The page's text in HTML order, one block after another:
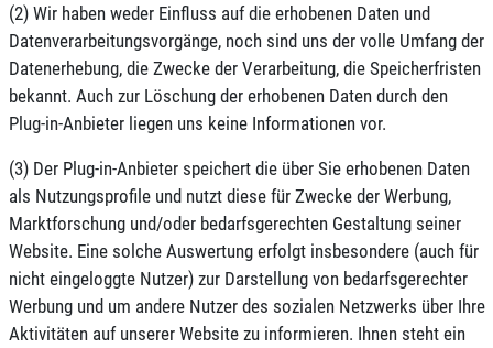
(2) Wir haben weder Einfluss auf die erhobenen Daten und
Datenverarbeitungsvorgänge, noch sind uns der volle Umfang der
Datenerhebung, die Zwecke der Verarbeitung, die Speicherfristen
bekannt. Auch zur Löschung der erhobenen Daten durch den
Plug-in-Anbieter liegen uns keine Informationen vor.
(3) Der Plug-in-Anbieter speichert die über Sie erhobenen Daten
als Nutzungsprofile und nutzt diese für Zwecke der Werbung,
Marktforschung und/oder bedarfsgerechten Gestaltung seiner
Website. Eine solche Auswertung erfolgt insbesondere (auch für
nicht eingeloggte Nutzer) zur Darstellung von bedarfsgerechter
Werbung und um andere Nutzer des sozialen Netzwerks über Ihre
Aktivitäten auf unserer Website zu informieren. Ihnen steht ein